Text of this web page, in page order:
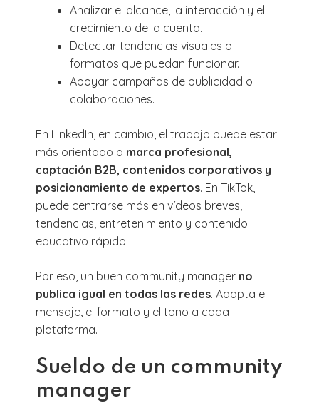
Analizar el alcance, la interacción y el
crecimiento de la cuenta.
Detectar tendencias visuales o
formatos que puedan funcionar.
Apoyar campañas de publicidad o
colaboraciones.
En LinkedIn, en cambio, el trabajo puede estar
más orientado a marca profesional,
captación B2B, contenidos corporativos y
posicionamiento de expertos. En TikTok,
puede centrarse más en vídeos breves,
tendencias, entretenimiento y contenido
educativo rápido.
Por eso, un buen community manager no
publica igual en todas las redes. Adapta el
mensaje, el formato y el tono a cada
plataforma.
Sueldo de un community
manager